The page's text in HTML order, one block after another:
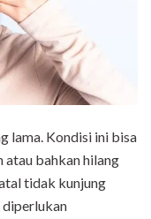
lama. Kondisi ini bisa
atau bahkan hilang
tidak kunjung
diperlukan